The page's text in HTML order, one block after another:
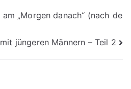
„Morgen danach“ (nach de
jüngeren Männern – Teil 2